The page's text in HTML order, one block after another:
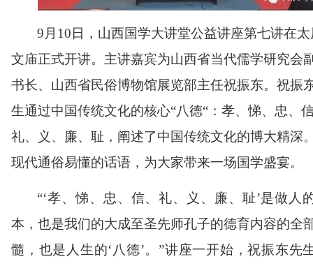
9月 10 日，山西国学大讲堂公益讲座第七讲在
文庙正式开讲。主讲嘉宾为山西省当代儒学研究会
书长、山西省民俗博物馆展览部主任祝振东。祝振
生通过中国传统文化的核心“八德“ ：孝、悌、忠、
礼、义、廉、耻，阐述了中国传统文化的博大精深
现代通俗易懂的话语，为大家带来一场国学盛宴。
“‘孝、悌、忠、信、礼、义、廉、耻’是做人
本，也是我们的大成至圣先师孔子的德育内容的全
髓，也是人生的‘八德’。 ”讲座一开始，祝振东先